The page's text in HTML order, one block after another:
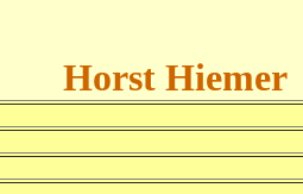
Horst Hiemer